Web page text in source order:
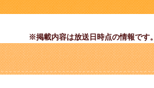
※掲載内容は放送日時点の情報です。